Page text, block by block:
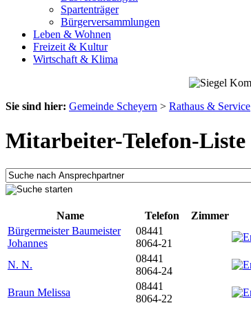
Spartenträger
Bürgerversammlungen
Leben & Wohnen
Freizeit & Kultur
Wirtschaft & Klima
Sie sind hier: Gemeinde Scheyern > Rathaus & Service
Mitarbeiter-Telefon-Liste
Name
Telefon Zimmer
Bürgermeister Baumeister
Johannes
08441
8064-21
N. N.
08441
8064-24
Braun Melissa
08441
8064-22